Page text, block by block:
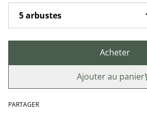
Acheter
Ajouter au panier
PARTAGER